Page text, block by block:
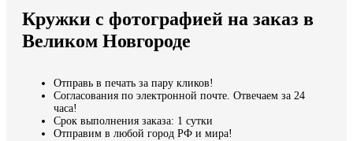
Мы доставляем по всему миру
Продолжить без города
Кружки с фотографией на заказ в
Великом Новгороде
Отправь в печать за пару кликов!
Согласования по электронной почте. Отвечаем за 24
часа!
Срок выполнения заказа: 1 сутки
Отправим в любой город РФ и мира!